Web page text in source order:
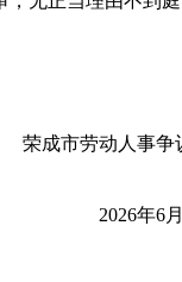
委
2026年6